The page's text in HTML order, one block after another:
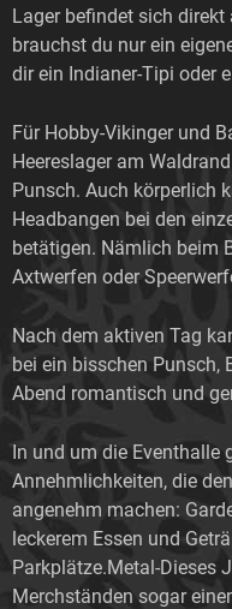
Lager befindet sich
brauchst du nur ein
dir ein Indianer-Tipi oder
Für Hobby-Vikinger und
Heereslager am
Punsch. Auch körperlich
Headbangen bei den
betätigen. Nämlich beim
Axtwerfen oder
Nach dem aktiven Tag
bei ein bisschen Punsch,
Abend romantisch und
In und um die Eventhalle
Annehmlichkeiten, die
angenehm machen:
leckerem Essen und
Parkplätze.Metal-Dieses
Merchständen sogar